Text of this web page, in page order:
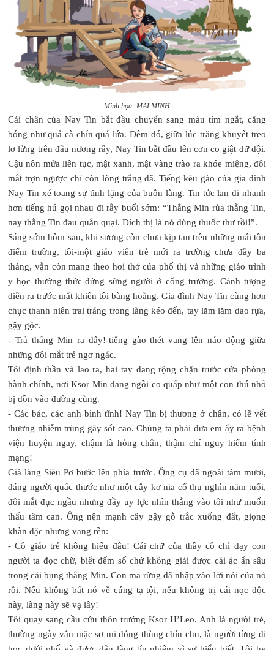
Minh họa: MAI MINH
Cái chân của Nay Tin bắt đầu chuyển sang màu tím ngắt, căng
bóng như quả cà chín quá lứa. Đêm đó, giữa lúc trăng khuyết treo
lơ lửng trên đầu nương rẫy, Nay Tin bắt đầu lên cơn co giật dữ dội.
Cậu nôn mửa liên tục, mật xanh, mật vàng trào ra khóe miệng, đôi
mắt trợn ngược chỉ còn lòng trắng dã. Tiếng kêu gào của gia đình
Nay Tin xé toang sự tĩnh lặng của buôn làng. Tin tức lan đi nhanh
hơn tiếng hú gọi nhau đi rẫy buổi sớm: “Thằng Min rủa thằng Tin,
nay thằng Tin đau quằn quại. Đích thị là nó dùng thuốc thư rồi!”.
Sáng sớm hôm sau, khi sương còn chưa kịp tan trên những mái tôn
điểm trường, tôi-một giáo viên trẻ mới ra trường chưa đầy ba
tháng, vẫn còn mang theo hơi thở của phố thị và những giáo trình
y học thường thức-đứng sững người ở cổng trường. Cảnh tượng
diễn ra trước mắt khiến tôi bàng hoàng. Gia đình Nay Tin cùng hơn
chục thanh niên trai tráng trong làng kéo đến, tay lăm lăm dao rựa,
gậy gộc.
- Trả thằng Min ra đây!-tiếng gào thét vang lên náo động giữa
những đôi mắt trẻ ngơ ngác.
Tôi định thần và lao ra, hai tay dang rộng chặn trước cửa phòng
hành chính, nơi Ksor Min đang ngồi co quắp như một con thú nhỏ
bị dồn vào đường cùng.
- Các bác, các anh bình tĩnh! Nay Tin bị thương ở chân, có lẽ vết
thương nhiễm trùng gây sốt cao. Chúng ta phải đưa em ấy ra bệnh
viện huyện ngay, chậm là hỏng chân, thậm chí nguy hiểm tính
mạng!
Già làng Siêu Pơ bước lên phía trước. Ông cụ đã ngoài tám mươi,
dáng người quắc thước như một cây kơ nia cổ thụ nghìn năm tuổi,
đôi mắt đục ngầu nhưng đầy uy lực nhìn thẳng vào tôi như muốn
thấu tâm can. Ông nện mạnh cây gậy gỗ trắc xuống đất, giọng
khàn đặc nhưng vang rền:
- Cô giáo trẻ không hiểu đâu! Cái chữ của thầy cô chỉ dạy con
người ta đọc chữ, biết đếm số chứ không giải được cái ác ẩn sâu
trong cái bụng thằng Min. Con ma rừng đã nhập vào lời nói của nó
rồi. Nếu không bắt nó về cúng tạ tội, nếu không trị cái nọc độc
này, làng này sẽ vạ lây!
Tôi quay sang cầu cứu thôn trưởng Ksor H’Leo. Anh là người trẻ,
thường ngày vẫn mặc sơ mi đóng thùng chỉn chu, là người từng đi